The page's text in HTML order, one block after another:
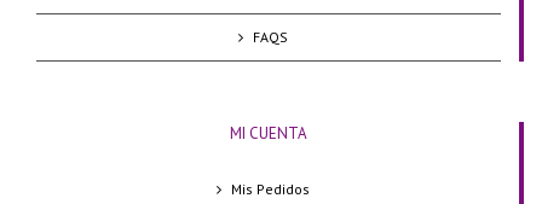
FAQS
MI CUENTA
Mis Pedidos